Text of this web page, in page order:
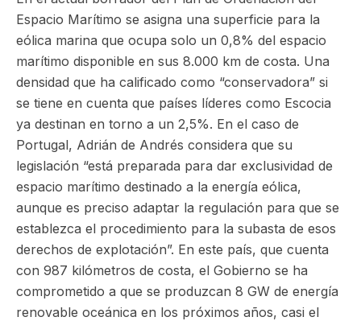
Espacio Marítimo se asigna una superficie para la
eólica marina que ocupa solo un 0,8% del espacio
marítimo disponible en sus 8.000 km de costa. Una
densidad que ha calificado como “conservadora” si
se tiene en cuenta que países líderes como Escocia
ya destinan en torno a un 2,5%. En el caso de
Portugal, Adrián de Andrés considera que su
legislación “está preparada para dar exclusividad de
espacio marítimo destinado a la energía eólica,
aunque es preciso adaptar la regulación para que se
establezca el procedimiento para la subasta de esos
derechos de explotación”. En este país, que cuenta
con 987 kilómetros de costa, el Gobierno se ha
comprometido a que se produzcan 8 GW de energía
renovable oceánica en los próximos años, casi el